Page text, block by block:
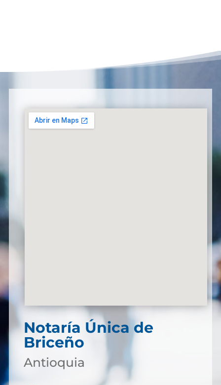
Notaría Única de
Briceño
Antioquia